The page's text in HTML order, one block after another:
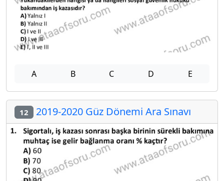
A B C D E
12 2019-2020 Güz Dönemi Ara Sınavı